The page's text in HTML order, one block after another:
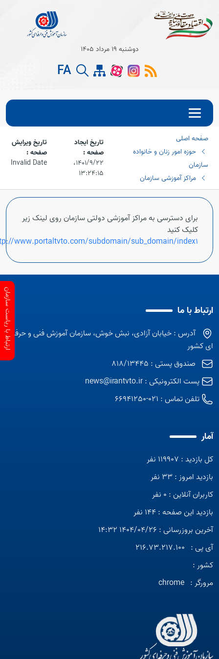
دوشنبه 19 مرداد 1405
FA
صفحه اصلی
حوزه امور زنان و خانواده
سازمان
مراکز آموزشی سازمان
تاریخ ایجاد
صفحه :
۱۴۰۱/۹/۲۲،‏
۱۳:۲۴:۱۵
تاریخ ویرایش
صفحه :
Invalid Date
برای دسترسی به مراکز آموزشی دولتی سازمان روی لینک زیر
کلیک کنید
www.portaltvto.com/subdomain/sub_domain/index1
ارتباط با ما
آدرس : خیابان آزادی، نبش خوش، سازمان آموزش فنی و حرفه
ای کشور
صندوق پستی : 818/13445
پست الکترونیکی :news@irantvto.ir
تلفن تماس : 021-66941250
آمار
کل بازدید : 119907 نفر
بازدید امروز : 33 نفر
کاربران آنلاین : 0 نفر
بازدید این صفحه : 144 نفر
آخرین بروزرسانی : 1404/04/26 14:32
آی پی : 216.73.217.100
کشور :
مرورگر : chrome
ارتباط با ریاست سازمان